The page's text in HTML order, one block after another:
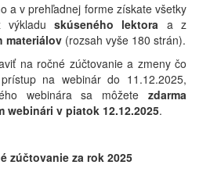
a v prehľadnej forme získate všetky
výkladu skúseného lektora a z
materiálov (rozsah vyše 180 strán).
na ročné zúčtovanie a zmeny čo
na webinár do 11.12.2025,
webinára sa môžete zdarma
webinári v piatok 12.12.2025.
zúčtovanie za rok 2025